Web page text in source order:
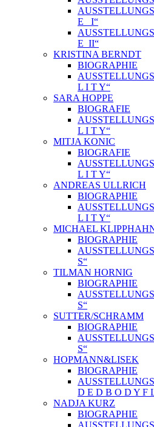
E_ I“
E_II“
KRISTINA BERNDT
BIOGRAPHIE
L I T Y“
SARA HOPPE
BIOGRAFIE
L I T Y“
MITJA KONIC
BIOGRAFIE
L I T Y“
ANDREAS ULLRICH
BIOGRAPHIE
L I T Y“
MICHAEL
BIOGRAPHIE
S“
TILMAN HORNIG
BIOGRAPHIE
S“
SUTTER/SCHRAMM
BIOGRAPHIE
S“
HOPMANN&LISEK
BIOGRAPHIE
D E D B O D Y F
NADJA KURZ
BIOGRAPHIE